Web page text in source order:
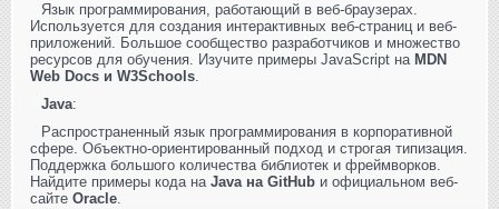
Язык программирования, работающий в веб-браузерах.
Используется для создания интерактивных веб-страниц и веб-
приложений. Большое сообщество разработчиков и множество
ресурсов для обучения. Изучите примеры JavaScript на MDN
Web Docs и W3Schools.
Java:
Распространенный язык программирования в корпоративной
сфере. Объектно-ориентированный подход и строгая типизация.
Поддержка большого количества библиотек и фреймворков.
Найдите примеры кода на Java на GitHub и официальном веб-
сайте Oracle.